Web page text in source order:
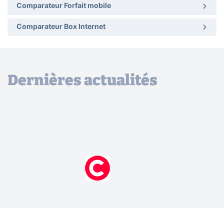
Comparateur Forfait mobile
Comparateur Box Internet
Dernières actualités